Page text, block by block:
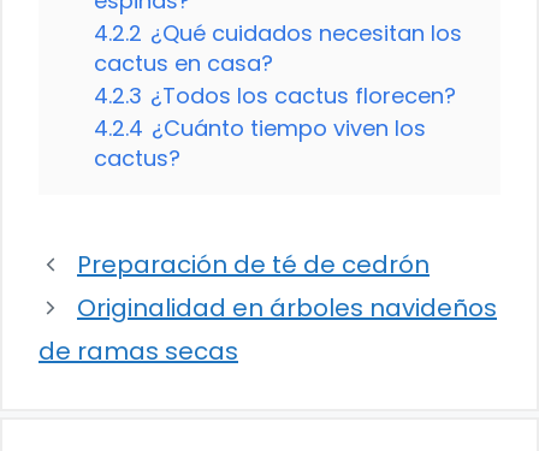
4.2.2 ¿Qué cuidados necesitan los
cactus en casa?
4.2.3 ¿Todos los cactus florecen?
4.2.4 ¿Cuánto tiempo viven los
cactus?
Preparación de té de cedrón
Originalidad en árboles navideños
de ramas secas